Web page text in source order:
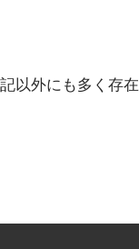
以外にも多く存在